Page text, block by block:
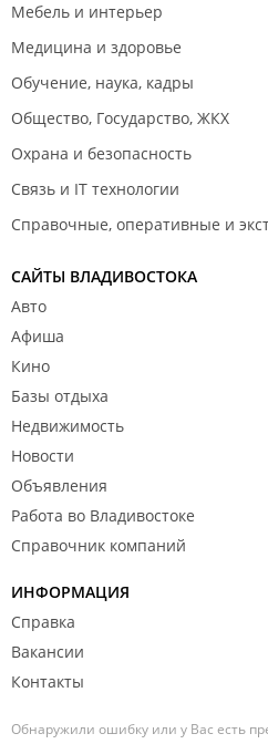
Мебель и интерьер
Медицина и здоровье
Обучение, наука, кадры
Общество, Государство, ЖКХ
Охрана и безопасность
Связь и IT технологии
Справочные, оперативные и
САЙТЫ ВЛАДИВОСТОКА
Авто
Афиша
Кино
Базы отдыха
Недвижимость
Новости
Объявления
Работа во Владивостоке
Справочник компаний
ИНФОРМАЦИЯ
Справка
Вакансии
Контакты
Обнаружили ошибку или у Вас есть